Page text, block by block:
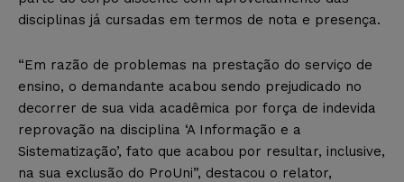
disciplinas já cursadas em termos de nota e presença.
“Em razão de problemas na prestação do serviço de
ensino, o demandante acabou sendo prejudicado no
decorrer de sua vida acadêmica por força de indevida
reprovação na disciplina ‘A Informação e a
Sistematização’, fato que acabou por resultar, inclusive,
na sua exclusão do ProUni”, destacou o relator,